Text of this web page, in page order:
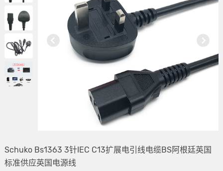
Schuko Bs1363 3针IEC C13扩展电引线电缆BS阿根廷英国
标准供应英国电源线